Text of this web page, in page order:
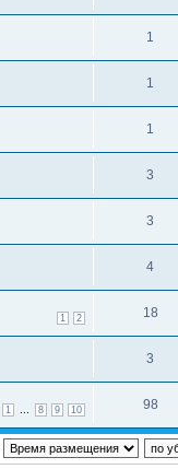
1
1
1
3
3
4
1 2 18
3
1 8 9 10 98